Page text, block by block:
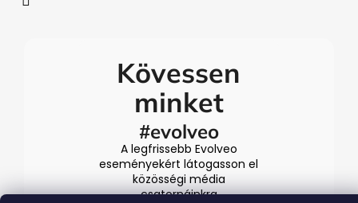
Kövessen
minket
#evolveo
A legfrissebb Evolveo
eseményekért látogasson el
közösségi média
csatornáinkra